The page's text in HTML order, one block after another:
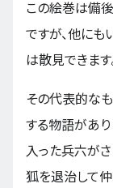
この絵巻は備
ですが、他に
は散見できます
その代表的な
する物語があ
入った兵六が
狐を退治して